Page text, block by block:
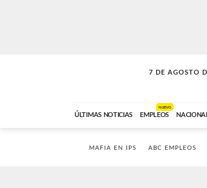
7 DE AGOSTO
SOLO
ÚLTIMAS NOTICIAS EMPLEOS
NUEVO
MAFIA EN IPS ABC EMPLEOS